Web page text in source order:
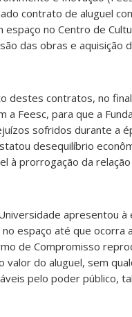
contrato de aluguel
no Centro de
das obras e
destes contratos, no
a Feesc, para que a
sofridos durante a
desequilíbrio
à prorrogação da
apresentou
espaço até que ocorra
de Compromisso
valor do aluguel, sem
pelo poder público,